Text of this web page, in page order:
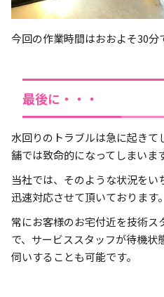
今回の作業時間はおおよそ30分
最後に・・・
水回りのトラブルは急に起きて
舗では致命的になってしまいま
当社では、そのような状況を
迅速対応させて頂いております。
常にお客様のお宅付近を技術
で、サービススタッフが待機状
伺いすることも可能です。